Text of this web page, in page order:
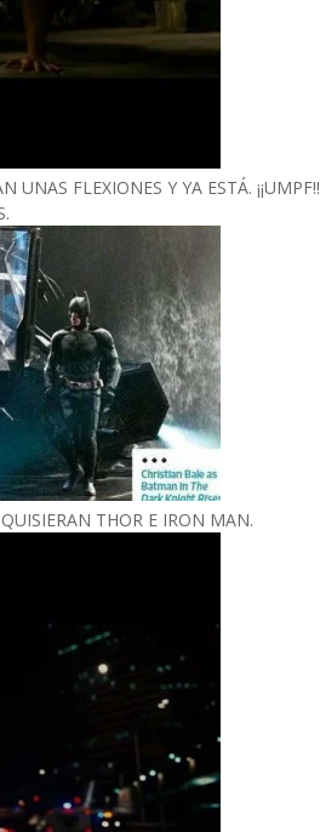
FLEXIONES Y YA ESTÁ. ¡¡UMPF!!
THOR E IRON MAN.